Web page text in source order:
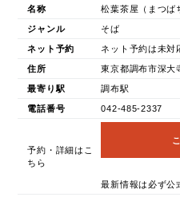
名称 松葉茶屋（まつば
ジャンル そば
ネット予約 ネット予約は未対
住所 東京都調布市深大
最寄り駅 調布駅
電話番号 042-485-2337
予約・詳細はこ
ちら
最新情報は必ず公